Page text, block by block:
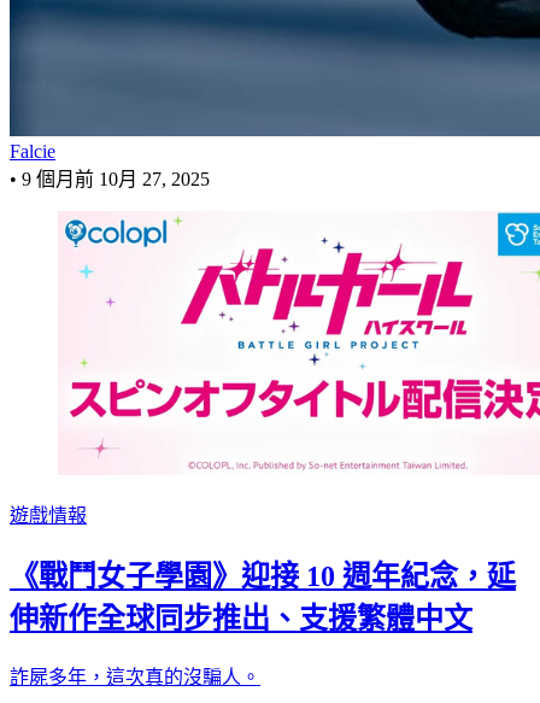
Falcie
• 9 個月前 10月 27, 2025
遊戲情報
《戰鬥女子學園》迎接 10 週年紀念，延
伸新作全球同步推出、支援繁體中文
詐屍多年，這次真的沒騙人。